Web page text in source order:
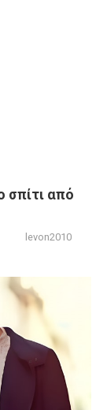
σπίτι από
levon2010